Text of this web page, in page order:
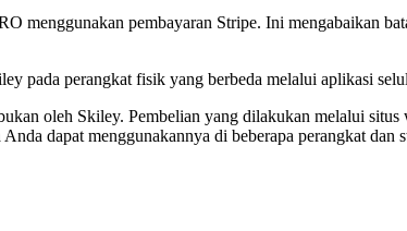
menggunakan pembayaran Stripe. Ini mengabaikan
pada perangkat fisik yang berbeda melalui aplikasi
oleh Skiley. Pembelian yang dilakukan melalui
dapat menggunakannya di beberapa perangkat dan